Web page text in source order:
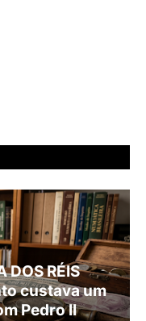
DOS RÉIS
custava um
Pedro II